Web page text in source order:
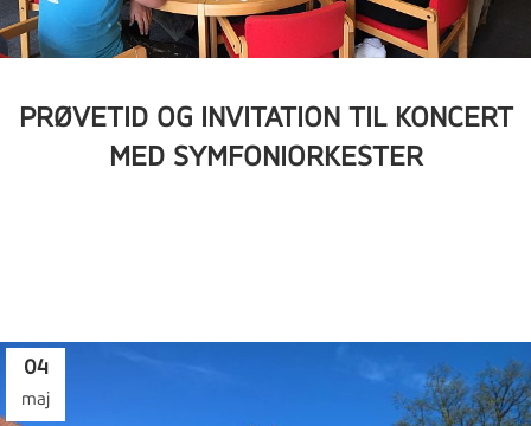
PRØVETID OG INVITATION TIL KONCERT
MED SYMFONIORKESTER
04
maj